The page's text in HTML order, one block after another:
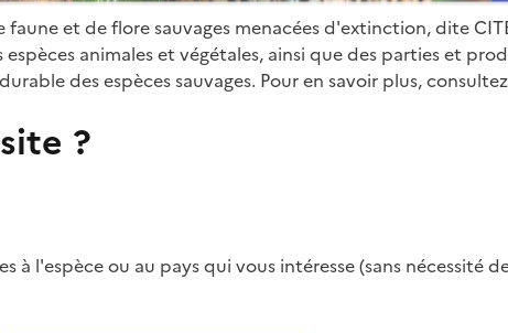
et de flore sauvages menacées d'extinction, dite
animales et végétales, ainsi que des parties et
des espèces sauvages. Pour en savoir plus,
?
à l'espèce ou au pays qui vous intéresse (sans nécessité